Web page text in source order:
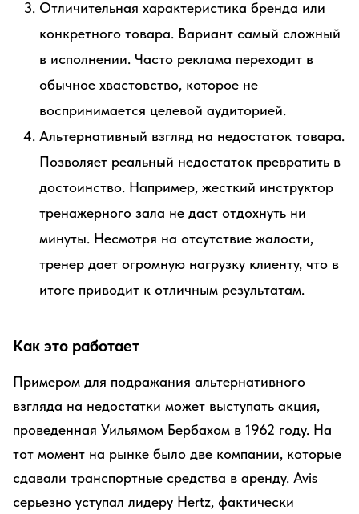
Отличительная характеристика бренда или
конкретного товара. Вариант самый сложный
в исполнении. Часто реклама переходит в
обычное хвастовство, которое не
воспринимается целевой аудиторией.
Альтернативный взгляд на недостаток товара.
Позволяет реальный недостаток превратить в
достоинство. Например, жесткий инструктор
тренажерного зала не даст отдохнуть ни
минуты. Несмотря на отсутствие жалости,
тренер дает огромную нагрузку клиенту, что в
итоге приводит к отличным результатам.
Как это работает
Примером для подражания альтернативного
взгляда на недостатки может выступать акция,
проведенная Уильямом Бербахом в 1962 году. На
тот момент на рынке было две компании, которые
сдавали транспортные средства в аренду. Avis
серьезно уступал лидеру Hertz, фактически